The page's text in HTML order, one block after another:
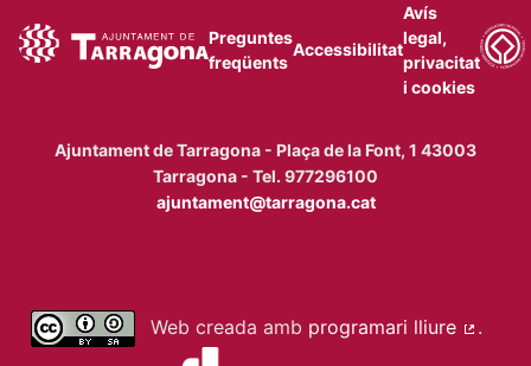
Preguntes
freqüents
Accessibilitat
Avís
legal,
privacitat
i cookies
Ajuntament de Tarragona - Plaça de la Font, 1 43003
Tarragona - Tel. 977296100
ajuntament@tarragona.cat
Web creada amb programari lliure
.